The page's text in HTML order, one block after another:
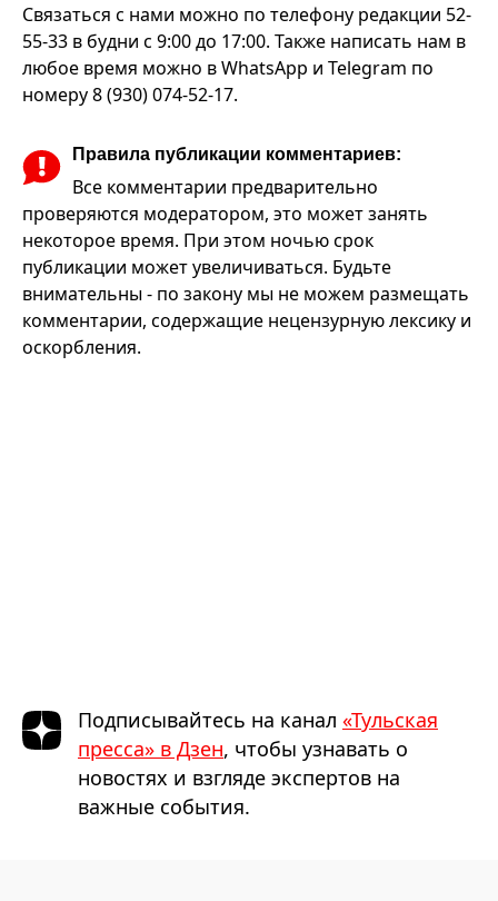
Связаться с нами можно по телефону редакции 52-
55-33 в будни с 9:00 до 17:00. Также написать нам в
любое время можно в WhatsApp и Telegram по
номеру 8 (930) 074-52-17.
Правила публикации комментариев:
Все комментарии предварительно
проверяются модератором, это может занять
некоторое время. При этом ночью срок
публикации может увеличиваться. Будьте
внимательны - по закону мы не можем размещать
комментарии, содержащие нецензурную лексику и
оскорбления.
Подписывайтесь на канал «Тульская
пресса» в Дзен, чтобы узнавать о
новостях и взгляде экспертов на
важные события.